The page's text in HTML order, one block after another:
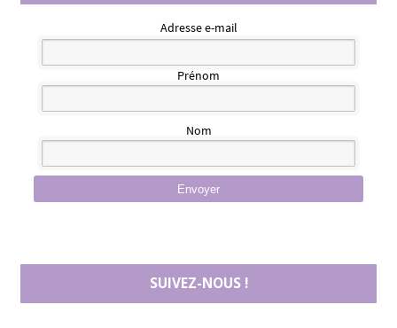
Adresse e-mail
Prénom
Nom
Envoyer
SUIVEZ-NOUS !